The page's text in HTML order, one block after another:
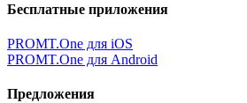
Бесплатные приложения
PROMT.One для iOS
PROMT.One для Android
Предложения